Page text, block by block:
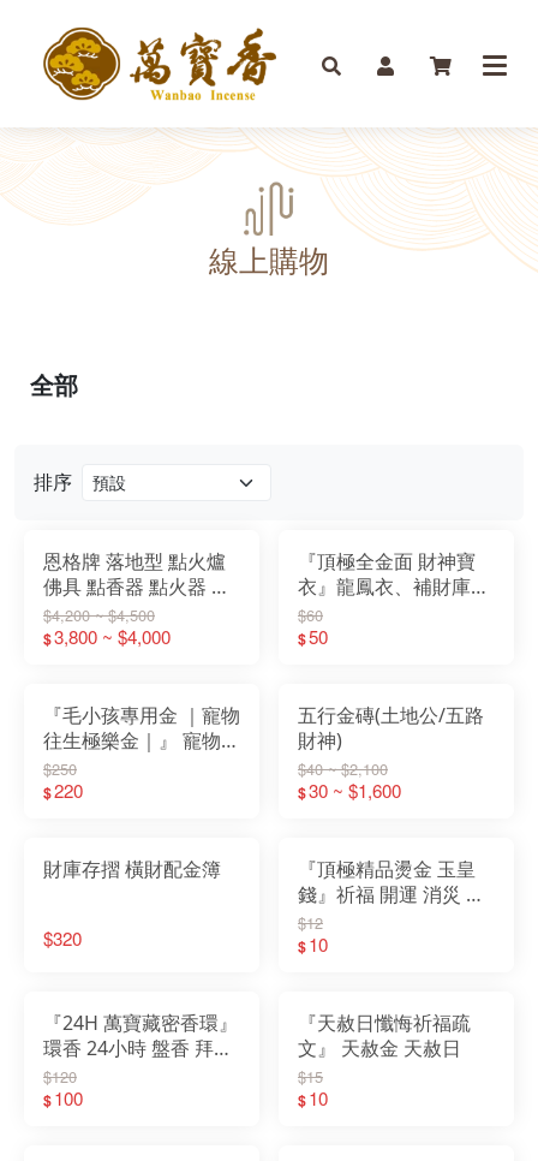
線上購物
排序
恩格牌 落地型 點火爐
佛具 點香器 點火器 宮
廟 敬獻 誠心(吃桶裝瓦
斯)
$4,200 ~ $4,500
$3,800 ~ $4,000
『頂極全金面 財神寶
衣』龍鳳衣、補財庫、
開運、求財、祈福
$60
$50
『毛小孩專用金 ｜寵物
往生極樂金｜』 寵物
超拔萬物 動物往生 金
紙
$250
$220
五行金磚(土地公/五路
財神)
$40 ~ $2,100
$30 ~ $1,600
財庫存摺 橫財配金簿
$320
『頂極精品燙金 玉皇
錢』祈福 開運 消災 招
財 補庫 還債 天赦日 赦
罪 天赦金 三官 玉帝
$12
$10
『24H 萬寶藏密香環』
環香 24小時 盤香 拜拜
薰香 香環
$120
$100
『天赦日懺悔祈福疏
文』 天赦金 天赦日
$15
$10
全部